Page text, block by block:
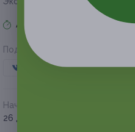
Акция завершена
Поделиться с друзьями
Начало действия
26 декабря 2020 г.